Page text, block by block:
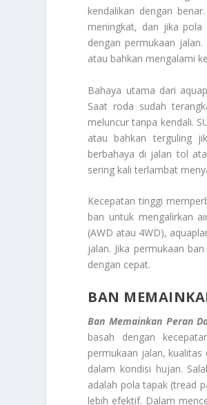
kendalikan dengan
meningkat, dan jika
dengan permukaan
atau bahkan mengalami
Bahaya utama dari
Saat roda sudah
meluncur tanpa kendali.
atau bahkan terguling
berbahaya di jalan tol
sering kali terlambat
Kecepatan tinggi
ban untuk mengalirkan
(AWD atau 4WD),
jalan. Jika permukaan
dengan cepat.
BAN
Ban Memainkan Peran
basah dengan
permukaan jalan,
dalam kondisi hujan.
adalah pola tapak (tread
lebih efektif. Dalam